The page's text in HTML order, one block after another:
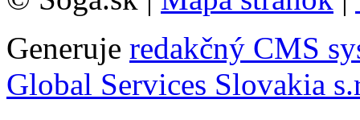
Generuje redakčný CMS
Global Services Slovakia